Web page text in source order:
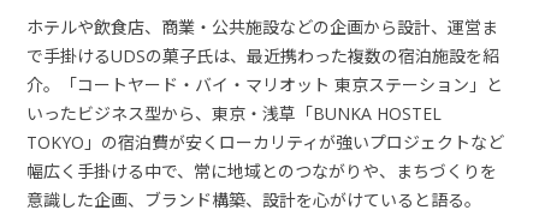
ホテルや飲食店、商業・公共施設などの企画から設計、運営ま
で手掛けるUDSの菓子氏は、最近携わった複数の宿泊施設を紹
介。「コートヤード・バイ・マリオット 東京ステーション」と
いったビジネス型から、東京・浅草「BUNKA HOSTEL
TOKYO」の宿泊費が安くローカリティが強いプロジェクトなど
幅広く手掛ける中で、常に地域とのつながりや、まちづくりを
意識した企画、ブランド構築、設計を心がけていると語る。